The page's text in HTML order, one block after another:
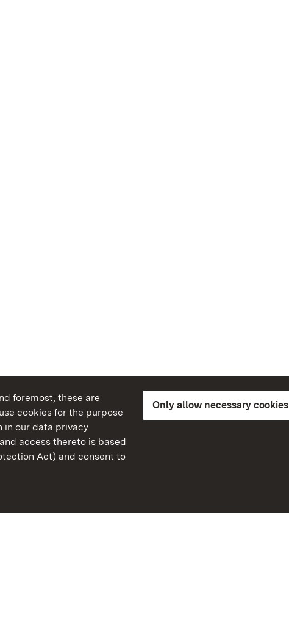
foremost, these are
cookies for the purpose
in our data privacy
access thereto is based
Act) and consent to
Only allow necessary cookies
Baden-Wuerttemberg